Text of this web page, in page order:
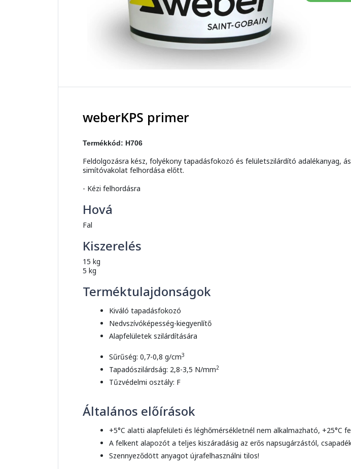
weberKPS primer
Termékkód: H706
Feldolgozásra kész, folyékony tapadásfokozó és felületszilárdító adalékanyag,
simítóvakolat felhordása előtt.
- Kézi felhordásra
Hová
Fal
Kiszerelés
15 kg
5 kg
Terméktulajdonságok
Kiváló tapadásfokozó
Nedvszívóképesség-kiegyenlítő
Alapfelületek szilárdítására
Sűrűség: 0,7-0,8 g/cm3
Tapadószilárdság: 2,8-3,5 N/mm2
Tűzvédelmi osztály: F
Általános előírások
+5°C alatti alapfelületi és léghőmérsékletnél nem alkalmazható, +25°C
A felkent alapozót a teljes kiszáradásig az erős napsugárzástól,
Szennyeződött anyagot újrafelhasználni tilos!